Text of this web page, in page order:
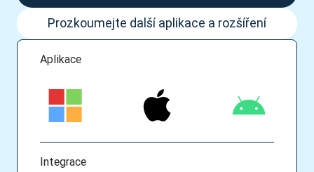
Aplikace
Integrace
Prozkoumejte další aplikace a rozšíření